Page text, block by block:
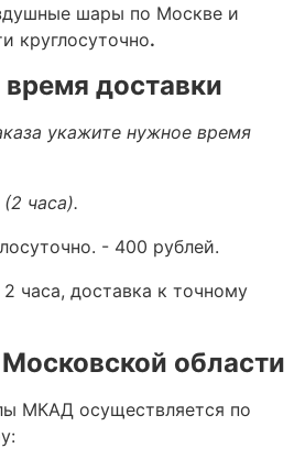
шары по Москве и
круглосуточно.
доставки
укажите нужное время
часа).
- 400 рублей.
часа, доставка к точному
области
МКАД осуществляется по